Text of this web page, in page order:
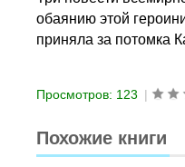
обаянию этой
приняла за потомка
Просмотров: 123 |
Похожие книги